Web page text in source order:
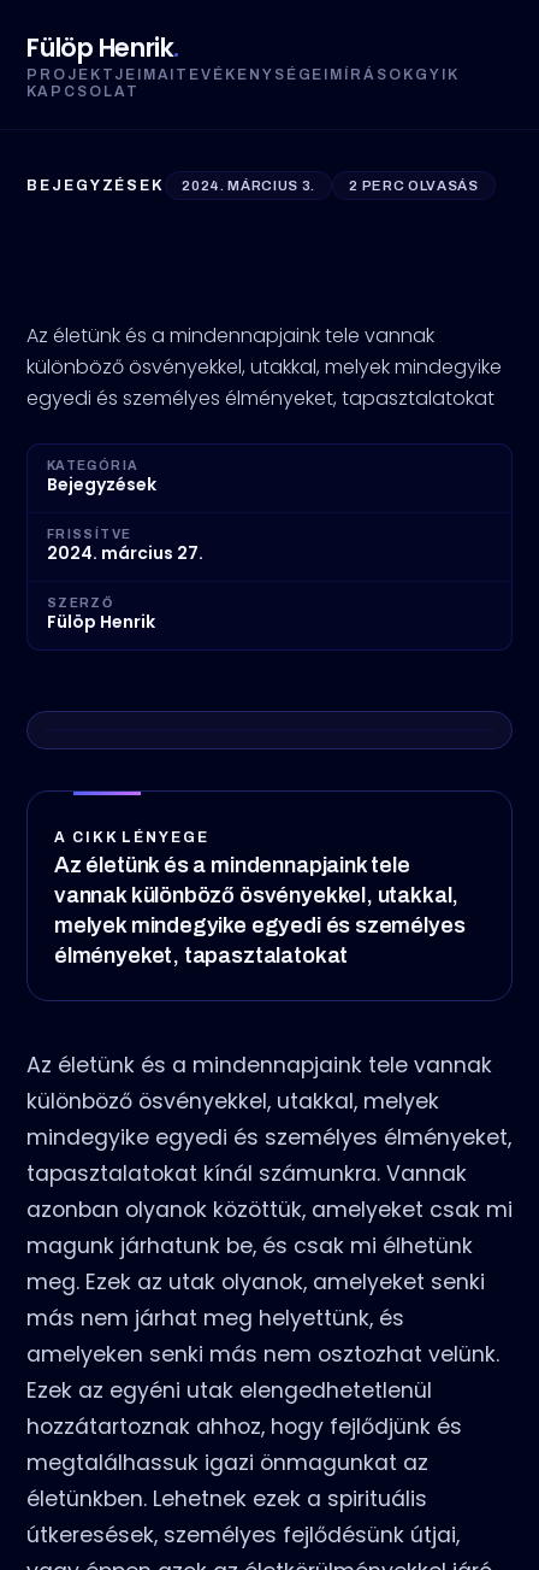
Fülöp Henrik.
PROJEKTJEIM AI TEVÉKENYSÉGEIM ÍRÁSOK GYIK
KAPCSOLAT
BEJEGYZÉSEK 2024. MÁRCIUS 3. 2 PERC OLVASÁS
Az életünk és a mindennapjaink tele vannak
különböző ösvényekkel, utakkal, melyek mindegyike
egyedi és személyes élményeket, tapasztalatokat
KATEGÓRIA
Bejegyzések
FRISSÍTVE
2024. március 27.
SZERZŐ
Fülöp Henrik
A CIKK LÉNYEGE
Az életünk és a mindennapjaink tele
vannak különböző ösvényekkel, utakkal,
melyek mindegyike egyedi és személyes
élményeket, tapasztalatokat
Az életünk és a mindennapjaink tele vannak
különböző ösvényekkel, utakkal, melyek
mindegyike egyedi és személyes élményeket,
tapasztalatokat kínál számunkra. Vannak
azonban olyanok közöttük, amelyeket csak mi
magunk járhatunk be, és csak mi élhetünk
meg. Ezek az utak olyanok, amelyeket senki
más nem járhat meg helyettünk, és
amelyeken senki más nem osztozhat velünk.
Ezek az egyéni utak elengedhetetlenül
hozzátartoznak ahhoz, hogy fejlődjünk és
megtalálhassuk igazi önmagunkat az
életünkben. Lehetnek ezek a spirituális
útkeresések, személyes fejlődésünk útjai,